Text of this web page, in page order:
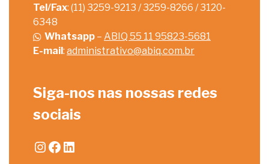
Tel/Fax: (11) 3259-9213 / 3259-8266 / 3120-
6348
Whatsapp – ABIQ 55 11 95823-5681
E-mail: administrativo@abiq.com.br
Siga-nos nas nossas redes
sociais
Instagram
Facebook
LinkedIn